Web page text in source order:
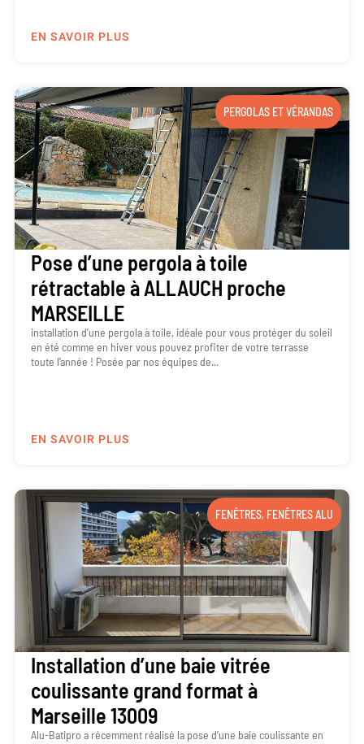
EN SAVOIR PLUS
PERGOLAS ET VÉRANDAS
Pose d’une pergola à toile
rétractable à ALLAUCH proche
MARSEILLE
installation d’une pergola à toile, idéale pour vous protéger du soleil
en été comme en hiver vous pouvez profiter de votre terrasse
toute l’année ! Posée par nos équipes de...
EN SAVOIR PLUS
FENÊTRES, FENÊTRES ALU
Installation d’une baie vitrée
coulissante grand format à
Marseille 13009
Alu-Batipro a récemment réalisé la pose d’une baie coulissante en